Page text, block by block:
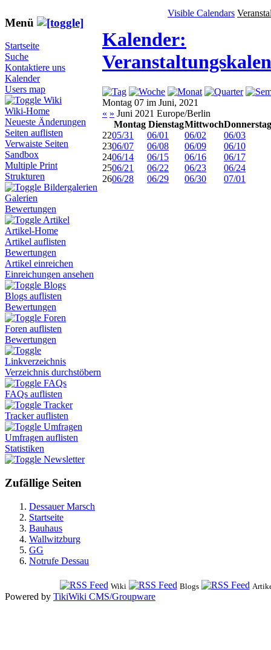
Menü
Startseite
Suche
Kontaktiere uns
Kalender
Users map
Wiki
Wiki-Home
Neueste Änderungen
Seiten auflisten
Verwaiste Seiten
Sandbox
Multiple Print
Strukturen
Bildergalerien
Galerien
Bewertungen
Artikel
Artikel-Home
Artikel auflisten
Bewertungen
Artikel einreichen
Einreichungen ansehen
Blogs
Blogs auflisten
Bewertungen
Foren
Foren auflisten
Bewertungen
Linkverzeichnis
Verzeichnis durchstöbern
FAQs
FAQs auflisten
Tracker
Tracker auflisten
Umfragen
Umfragen auflisten
Statistiken
Newsletter
Zufällige Seiten
Dessauer Marsch
Startseite
Bauhaus
Wallwitzburg
GG
Notrufe Dessau
Visible Calendars
Kalender:
Montag 07 im Juni, 2021
« » Juni 2021 Europe/Berlin
Montag DienstagMittwochDonnerstag
2205/31 06/01 06/02
06/03
2306/07 06/08 06/09
06/10
2406/14 06/15 06/16
06/17
2506/21 06/22 06/23
06/24
2606/28 06/29 06/30 07/01
Wiki Blogs
Powered by TikiWiki CMS/Groupware